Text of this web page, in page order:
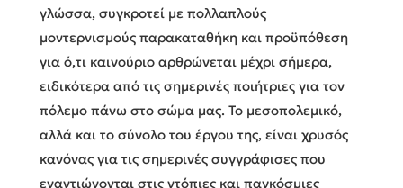
γλώσσα, συγκροτεί με πολλαπλούς
μοντερνισμούς παρακαταθήκη και προϋπόθεση
για ό,τι καινούριο αρθρώνεται μέχρι σήμερα,
ειδικότερα από τις σημερινές ποιήτριες για τον
πόλεμο πάνω στο σώμα μας. Το μεσοπολεμικό,
αλλά και το σύνολο του έργου της, είναι χρυσός
κανόνας για τις σημερινές συγγράφισες που
εναντιώνονται στις ντόπιες και παγκόσμιες